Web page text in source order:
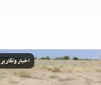
اخبار وتقارير